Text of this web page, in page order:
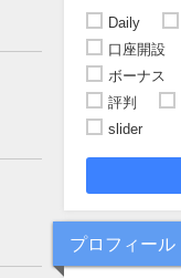
Daily
口座開設
ボーナス
評判
slider
プロフィール